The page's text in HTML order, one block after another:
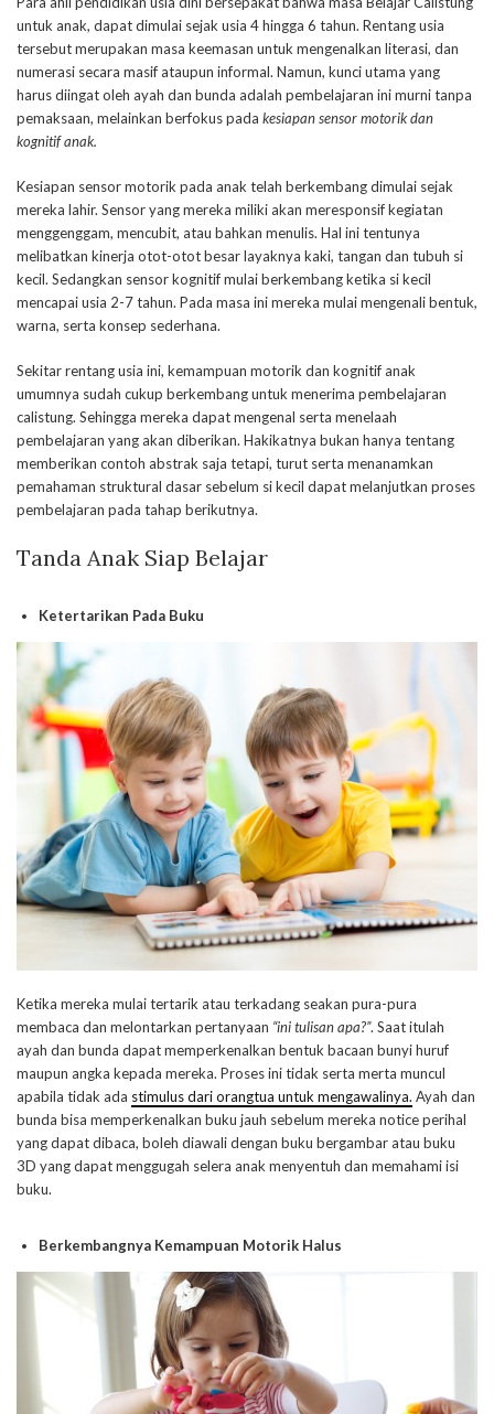
untuk anak, dapat dimulai sejak usia 4 hingga 6 tahun. Rentang usia
tersebut merupakan masa keemasan untuk mengenalkan literasi, dan
numerasi secara masif ataupun informal. Namun, kunci utama yang
harus diingat oleh ayah dan bunda adalah pembelajaran ini murni tanpa
pemaksaan, melainkan berfokus pada kesiapan sensor motorik dan
kognitifanak.
Kesiapan sensor motorik pada anak telah berkembang dimulai sejak
mereka lahir. Sensor yang mereka miliki akan meresponsif kegiatan
menggenggam, mencubit, atau bahkan menulis. Hal ini tentunya
melibatkan kinerja otot-otot besar layaknya kaki, tangan dan tubuh si
kecil. Sedangkan sensor kognitif mulai berkembang ketika si kecil
mencapai usia 2-7 tahun. Pada masa ini mereka mulai mengenali bentuk,
warna, serta konsep sederhana.
Sekitar rentang usia ini, kemampuan motorik dan kognitif anak
umumnya sudah cukup berkembang untuk menerima pembelajaran
calistung. Sehingga mereka dapat mengenal serta menelaah
pembelajaran yang akan diberikan. Hakikatnya bukan hanya tentang
memberikan contoh abstrak saja tetapi, turut serta menanamkan
pemahaman struktural dasar sebelum si kecil dapat melanjutkan proses
pembelajaran pada tahap berikutnya.
Tanda Anak Siap Belajar
Ketertarikan Pada Buku
Ketika mereka mulai tertarik atau terkadang seakan pura-pura
membaca dan melontarkan pertanyaan “ini tulisan apa?”. Saat itulah
ayah dan bunda dapat memperkenalkan bentuk bacaan bunyi huruf
maupun angka kepada mereka. Proses ini tidak serta merta muncul
apabila tidak ada stimulus dari orangtua untuk mengawalinya. Ayah dan
bunda bisa memperkenalkan buku jauh sebelum mereka notice perihal
yang dapat dibaca, boleh diawali dengan buku bergambar atau buku
3D yang dapat menggugah selera anak menyentuh dan memahami isi
buku.
Berkembangnya Kemampuan Motorik Halus